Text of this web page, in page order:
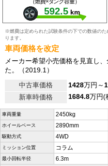
（燃費×タンク容量）
592.5 km
※燃費は定められた試験条件の下での数値の
ります。
車両価格を改定
メーカー希望小売価格を見直し
た。（2019.1）
中古車価格
1428万円～
新車時価格
1684.8万円(
車両重量 2450kg
ホイールベース 2890mm
駆動方式 4WD
ミッション位置 コラム
最小回転半径 6.3m